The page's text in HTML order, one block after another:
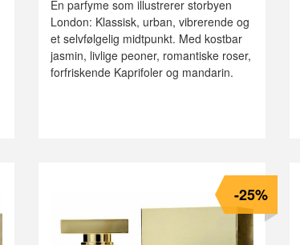
En parfyme som illustrerer storbyen
London: Klassisk, urban, vibrerende og
et selvfølgelig midtpunkt. Med kostbar
jasmin, livlige peoner, romantiske roser,
forfriskende Kaprifoler og mandarin.
-25%